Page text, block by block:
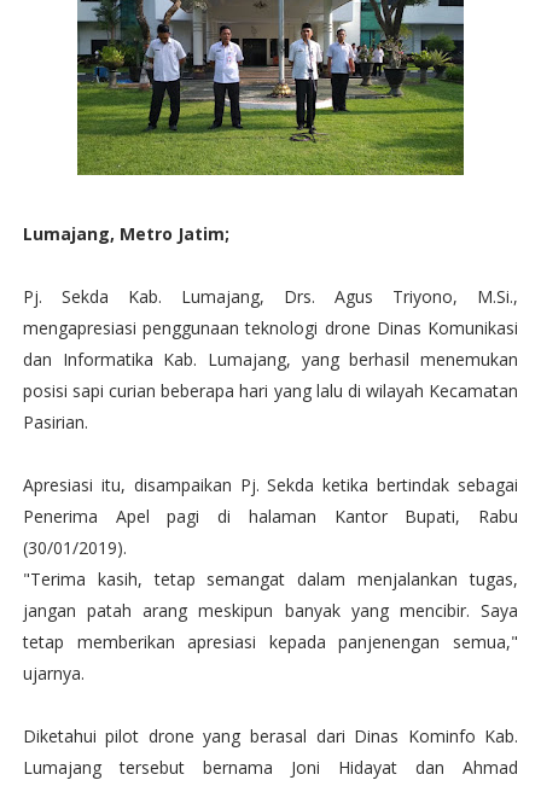
Lumajang, Metro Jatim;
Pj. Sekda Kab. Lumajang, Drs. Agus Triyono, M.Si.,
mengapresiasi penggunaan teknologi drone Dinas Komunikasi
dan Informatika Kab. Lumajang, yang berhasil menemukan
posisi sapi curian beberapa hari yang lalu di wilayah Kecamatan
Pasirian.
Apresiasi itu, disampaikan Pj. Sekda ketika bertindak sebagai
Penerima Apel pagi di halaman Kantor Bupati, Rabu
(30/01/2019).
"Terima kasih, tetap semangat dalam menjalankan tugas,
jangan patah arang meskipun banyak yang mencibir. Saya
tetap memberikan apresiasi kepada panjenengan semua,"
ujarnya.
Diketahui pilot drone yang berasal dari Dinas Kominfo Kab.
Lumajang tersebut bernama Joni Hidayat dan Ahmad